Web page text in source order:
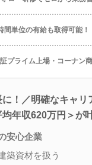
単位の有給も取得可能！
プライム上場・コーナン
！／明確なキャリ
年収620万円＞が
安心企業
築資材を扱う